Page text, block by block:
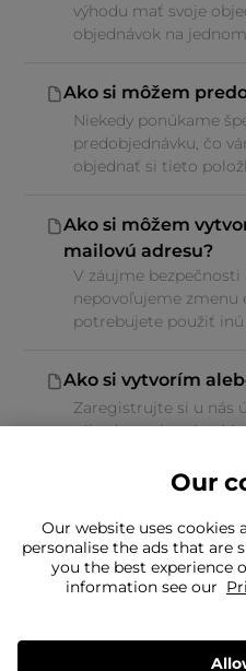
výhodu mať svoje
objednávok na
Ako si môžem
Niekedy ponúkame
predobjednávku, čo
objednať si tieto
Ako si môžem
mailovú adresu?
V záujme bezpečnosti
nepovoľujeme zmenu
potrebujete použiť inú
Ako si vytvorím
Zaregistrujte si u nás
výhodu mať svoje
Nenašli
Stále
Our
Our website uses
personalise the ads that are
you the best experience
information see our